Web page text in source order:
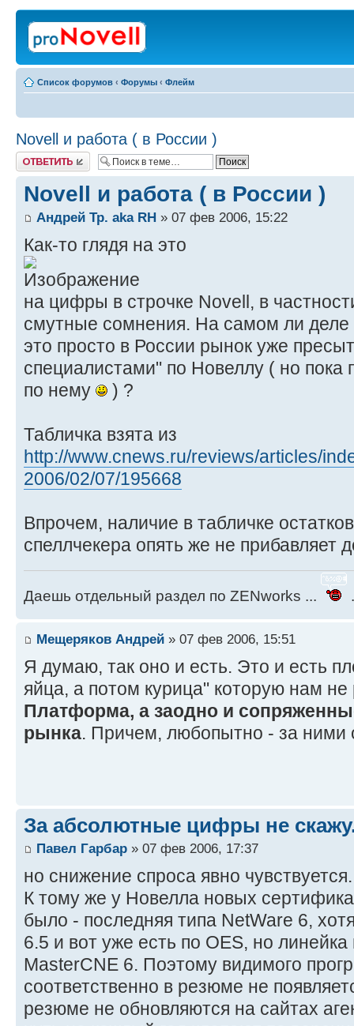
Список форумов ‹ Форумы ‹ Флейм
Novell и работа ( в России )
Ответить
Novell и работа ( в России )
Андрей Тр. aka RH » 07 фев 2006, 15:22
Как-то глядя на это
на цифры в строчке Novell, в
смутные сомнения. На самом ли деле
это просто в России рынок уже
специалистами" по Новеллу ( но пока
по нему
) ?
Табличка взята из
http://www.cnews.ru/reviews/articles/
2006/02/07/195668
Впрочем, наличие в табличке
спеллчекера опять же не прибавляет
Даешь отдельный раздел по ZENworks ...
Мещеряков Андрей » 07 фев 2006, 15:51
Я думаю, так оно и есть. Это и есть
яйца, а потом курица" которую нам
Платформа, а заодно и
рынка. Причем, любопытно - за ними
За абсолютные цифры не
Павел Гарбар » 07 фев 2006, 17:37
но снижение спроса явно чувствуется.
К тому же у Новелла новых
было - последняя типа NetWare 6,
6.5 и вот уже есть по OES, но
MasterCNE 6. Поэтому видимого
соответственно в резюме не
резюме не обновляются на сайтах